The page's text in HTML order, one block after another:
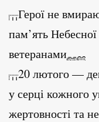
Герої не
пам’ять
ветеранами
20 лютого —
у серці кожного
жертовності та